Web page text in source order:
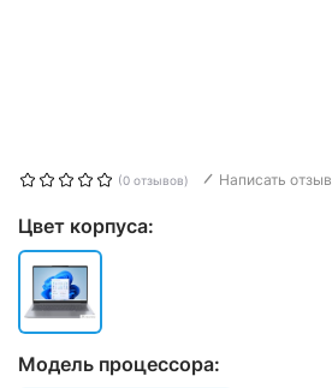
(0 отзывов) Написать отзыв
Цвет корпуса:
Модель процессора: